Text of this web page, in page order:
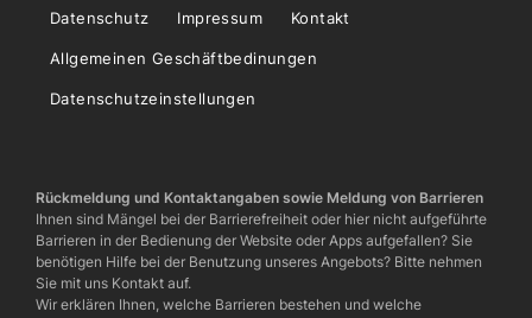
Datenschutz Impressum Kontakt
Allgemeinen Geschäftbedinungen
Datenschutzeinstellungen
Rückmeldung und Kontaktangaben sowie Meldung von Barrieren
Ihnen sind Mängel bei der Barrierefreiheit oder hier nicht aufgeführte
Barrieren in der Bedienung der Website oder Apps aufgefallen? Sie
benötigen Hilfe bei der Benutzung unseres Angebots? Bitte nehmen
Sie mit uns Kontakt auf.
Wir erklären Ihnen, welche Barrieren bestehen und welche